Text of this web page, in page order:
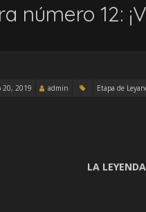
número 12:
20, 2019 admin Etapa de
LA